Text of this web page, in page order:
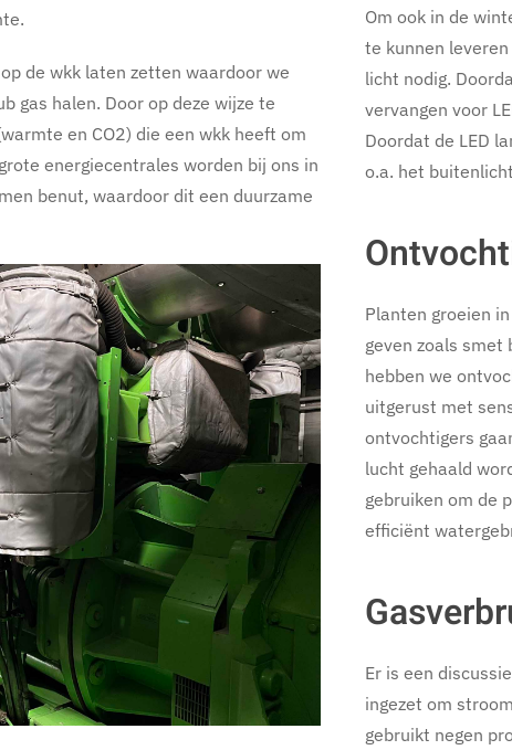
de wkk laten zetten waardoor we
gas halen. Door op deze wijze te
en CO2) die een wkk heeft om
energiecentrales worden bij ons in
benut, waardoor dit een duurzame
Om ook in de
te kunnen
licht nodig.
vervangen voor
Doordat de LED
o.a. het
Planten groeien
geven zoals
hebben we
uitgerust met
ontvochtigers
lucht gehaald
gebruiken om de
efficiënt
Er is een
ingezet om
gebruikt negen